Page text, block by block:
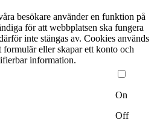
besökare använder en funktion på
för att webbplatsen ska fungera
inte stängas av. Cookies används
eller skapar ett konto och
information.
On
Off